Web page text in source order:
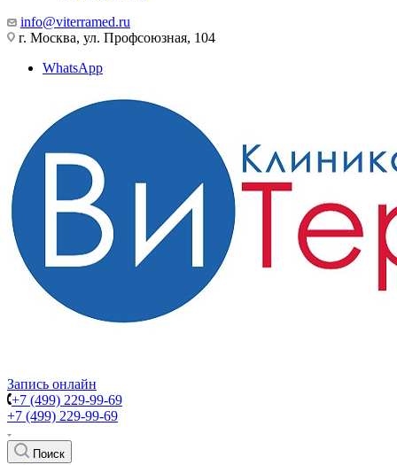
info@viterramed.ru
г. Москва, ул. Профсоюзная, 104
WhatsApp
Запись онлайн
+7 (499) 229-99-69
+7 (499) 229-99-69
Поиск